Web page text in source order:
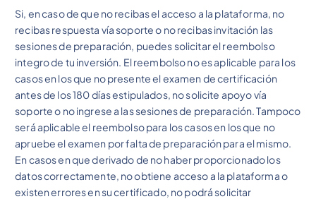
Si, en caso de que no recibas el acceso a la plataforma, no
recibas respuesta vía soporte o no recibas invitación las
sesiones de preparación, puedes solicitar el reembolso
integro de tu inversión. El reembolso no es aplicable para los
casos en los que no presente el examen de certificación
antes de los 180 días estipulados, no solicite apoyo vía
soporte o no ingrese a las sesiones de preparación. Tampoco
será aplicable el reembolso para los casos en los que no
apruebe el examen por falta de preparación para el mismo.
En casos en que derivado de no haber proporcionado los
datos correctamente, no obtiene acceso a la plataforma o
existen errores en su certificado, no podrá solicitar